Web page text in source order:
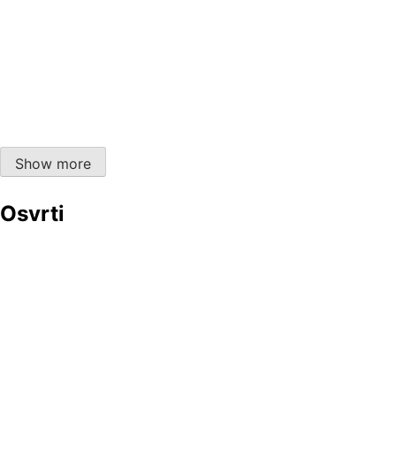
Svemirski vremenski stroj”
Ne baš ‘swan song’, ali … , Gnidrolog i album “Gnosis”
Show more
Osvrti